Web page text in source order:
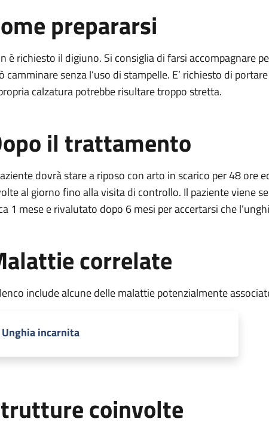
prepararsi
è richiesto il digiuno. Si consiglia di farsi accompagnare
camminare senza l’uso di stampelle. E’ richiesto di
calzatura potrebbe risultare troppo stretta.
il trattamento
dovrà stare a riposo con arto in scarico per 48 ore
al giorno fino alla visita di controllo. Il paziente viene
1 mese e rivalutato dopo 6 mesi per accertarsi che
correlate
include alcune delle malattie potenzialmente
Unghia incarnita
coinvolte